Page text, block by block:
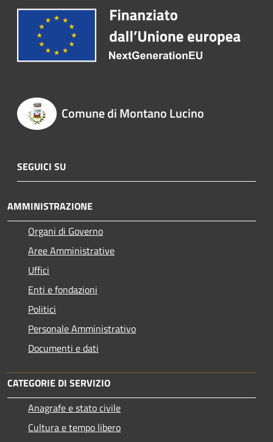
Comune di Montano Lucino
SEGUICI SU
AMMINISTRAZIONE
Organi di Governo
Aree Amministrative
Uffici
Enti e fondazioni
Politici
Personale Amministrativo
Documenti e dati
CATEGORIE DI SERVIZIO
Anagrafe e stato civile
Cultura e tempo libero